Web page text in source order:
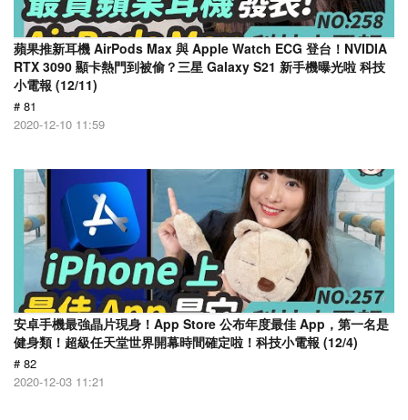
蘋果推新耳機 AirPods Max 與 Apple Watch ECG 登台！NVIDIA
RTX 3090 顯卡熱門到被偷？三星 Galaxy S21 新手機曝光啦 科技
小電報 (12/11)
# 81
2020-12-10 11:59
安卓手機最強晶片現身！App Store 公布年度最佳 App，第一名是
健身類！超級任天堂世界開幕時間確定啦！科技小電報 (12/4)
# 82
2020-12-03 11:21